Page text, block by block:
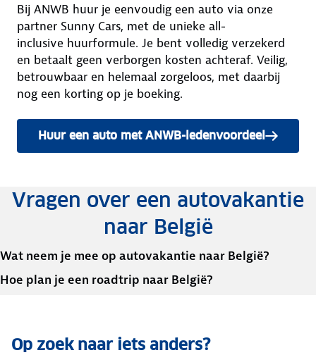
Bij ANWB huur je eenvoudig een auto via onze
partner Sunny Cars, met de unieke all-
inclusive huurformule. Je bent volledig verzekerd
en betaalt geen verborgen kosten achteraf. Veilig,
betrouwbaar en helemaal zorgeloos, met daarbij
nog een korting op je boeking.
Huur een auto met ANWB-ledenvoordeel
Vragen over een autovakantie
naar België
Wat neem je mee op autovakantie naar België?
Hoe plan je een roadtrip naar België?
Op zoek naar iets anders?